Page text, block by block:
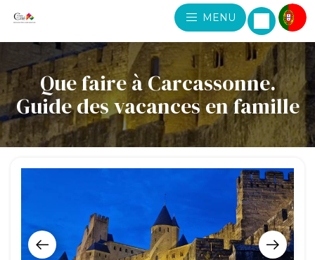
MENU
Que faire à Carcassonne.
Guide des vacances en famille